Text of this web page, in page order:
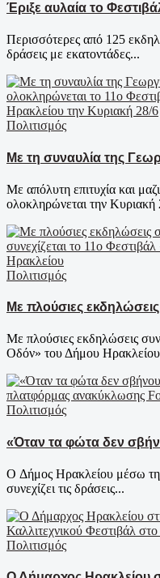
Έριξε αυλαία το
Περισσότερες από 125
δράσεις με εκατοντάδες...
Πολιτισμός
Με τη συναυλία της
Με απόλυτη επιτυχία και
ολοκληρώνεται την Κυριακή
Πολιτισμός
Με πλούσιες
Με πλούσιες εκδηλώσεις
Οδόν» του Δήμου
Πολιτισμός
«Όταν τα φώτα δεν
Ο Δήμος Ηρακλείου μέσω
συνεχίζει τις δράσεις...
Πολιτισμός